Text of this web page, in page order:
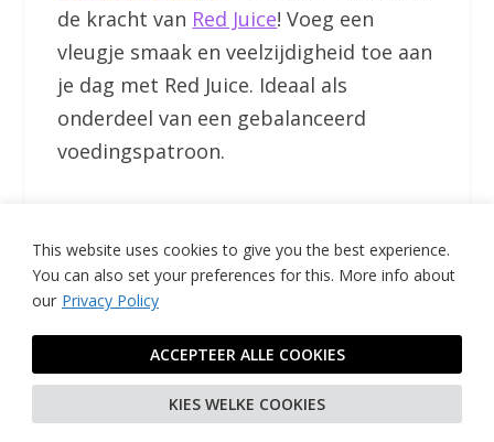
This website uses cookies to give you the best experience.
You can also set your preferences for this. More info about
our Privacy Policy
KIES WELKE COOKIES
ACCEPTEER ALLE COOKIES
de kracht van Red Juice! Voeg een
vleugje smaak en veelzijdigheid toe aan
je dag met Red Juice. Ideaal als
onderdeel van een gebalanceerd
voedingspatroon.
Het Nutrifoodz Team
P.S. Ben jij klaar om je dagelijkse
routine te vernieuwen?